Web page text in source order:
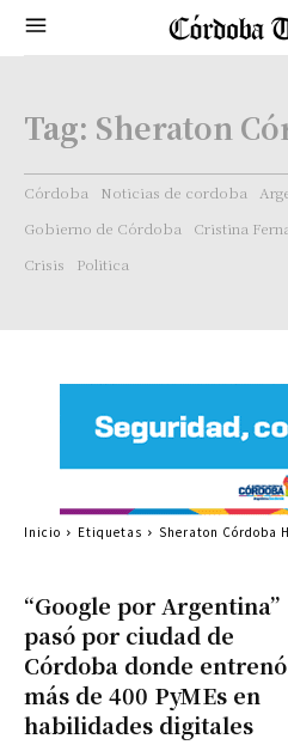
Tag: Sheraton
Córdoba Noticias de cordoba
Gobierno de Córdoba
Cristina
Crisis
Politica
“Google por Argentina”
pasó por ciudad de
Córdoba donde
más de 400 PyMEs en
habilidades digitales
Inicio Etiquetas Sheraton Córdoba